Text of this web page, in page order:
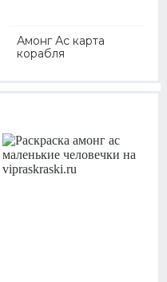
Амонг Ас карта
корабля